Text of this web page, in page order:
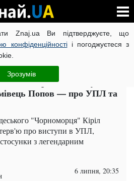
Znaj.ua Ви підтверджуєте, що
конфіденційностіі погоджуєтеся з
Зрозумів
УКРАЇНИ КОРОНАВІРУС В УКРАЇНІ
ЧИТАТЬ НА РУССКОМ
й не отримав шансу від
Попов — про УПЛ та
"Чорноморця" Кіріл
про виступи в УПЛ,
з легендарним
6 липня, 20:35